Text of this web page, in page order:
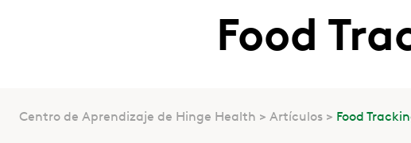
Food
Centro de Aprendizaje de Hinge Health Artículos Food